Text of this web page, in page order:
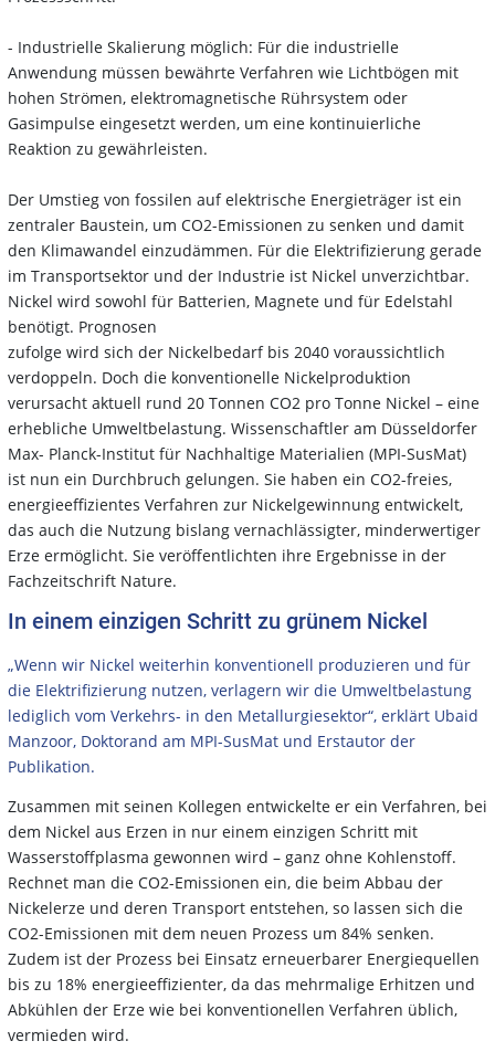
- Industrielle Skalierung möglich: Für die industrielle
Anwendung müssen bewährte Verfahren wie Lichtbögen mit
hohen Strömen, elektromagnetische Rührsystem oder
Gasimpulse eingesetzt werden, um eine kontinuierliche
Reaktion zu gewährleisten.
Der Umstieg von fossilen auf elektrische Energieträger ist ein
zentraler Baustein, um CO2-Emissionen zu senken und damit
den Klimawandel einzudämmen. Für die Elektrifizierung gerade
im Transportsektor und der Industrie ist Nickel unverzichtbar.
Nickel wird sowohl für Batterien, Magnete und für Edelstahl
benötigt. Prognosen
zufolge wird sich der Nickelbedarf bis 2040 voraussichtlich
verdoppeln. Doch die konventionelle Nickelproduktion
verursacht aktuell rund 20 Tonnen CO2 pro Tonne Nickel – eine
erhebliche Umweltbelastung. Wissenschaftler am Düsseldorfer
Max- Planck-Institut für Nachhaltige Materialien (MPI-SusMat)
ist nun ein Durchbruch gelungen. Sie haben ein CO2-freies,
energieeffizientes Verfahren zur Nickelgewinnung entwickelt,
das auch die Nutzung bislang vernachlässigter, minderwertiger
Erze ermöglicht. Sie veröffentlichten ihre Ergebnisse in der
Fachzeitschrift Nature.
In einem einzigen Schritt zu grünem Nickel
„Wenn wir Nickel weiterhin konventionell produzieren und für
die Elektrifizierung nutzen, verlagern wir die Umweltbelastung
lediglich vom Verkehrs- in den Metallurgiesektor“, erklärt Ubaid
Manzoor, Doktorand am MPI-SusMat und Erstautor der
Publikation.
Zusammen mit seinen Kollegen entwickelte er ein Verfahren, bei
dem Nickel aus Erzen in nur einem einzigen Schritt mit
Wasserstoffplasma gewonnen wird – ganz ohne Kohlenstoff.
Rechnet man die CO2-Emissionen ein, die beim Abbau der
Nickelerze und deren Transport entstehen, so lassen sich die
CO2-Emissionen mit dem neuen Prozess um 84% senken.
Zudem ist der Prozess bei Einsatz erneuerbarer Energiequellen
bis zu 18% energieeffizienter, da das mehrmalige Erhitzen und
Abkühlen der Erze wie bei konventionellen Verfahren üblich,
vermieden wird.